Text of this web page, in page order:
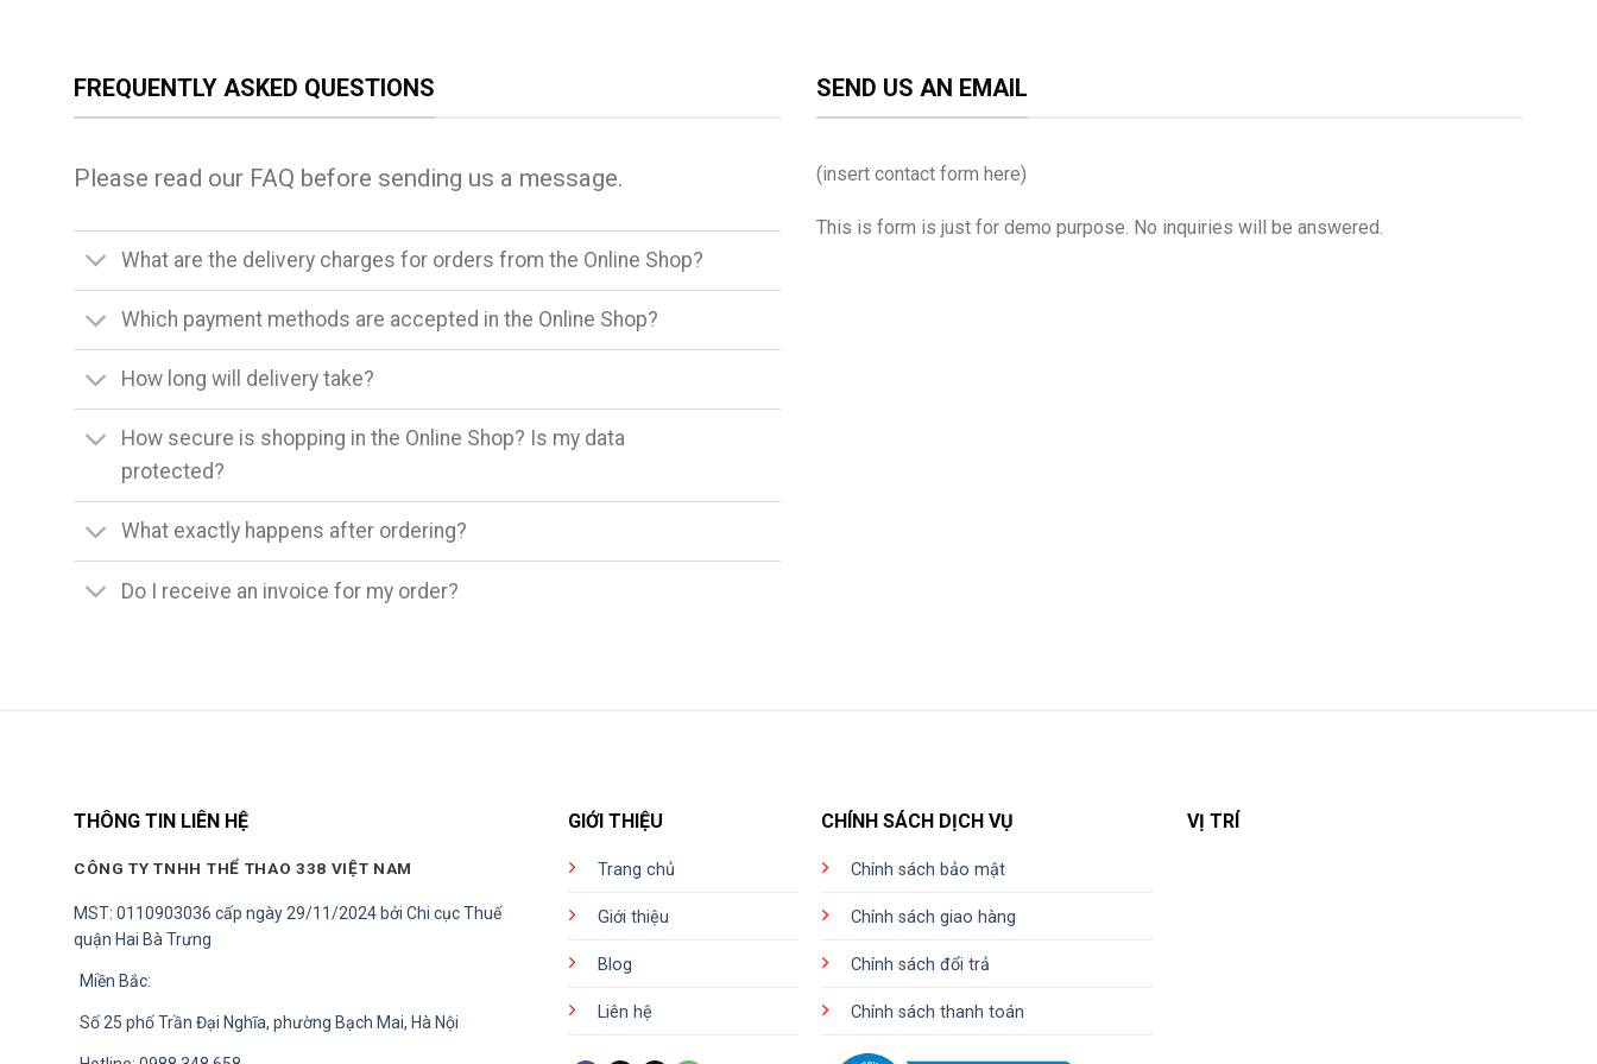
FREQUENTLY ASKED QUESTIONS
Please read our FAQ before sending us a message.
What are the delivery charges for orders from the Online Shop?
Which payment methods are accepted in the Online Shop?
How long will delivery take?
How secure is shopping in the Online Shop? Is my data
protected?
What exactly happens after ordering?
Do I receive an invoice for my order?
SEND US AN EMAIL
(insert contact form here)
This is form is just for demo purpose. No inquiries will be answered.
THÔNG TIN LIÊN HỆ
CÔNG TY TNHH THỂ THAO 338 VIỆT NAM
MST: 0110903036 cấp ngày 29/11/2024 bởi Chi cục Thuế
quận Hai Bà Trưng
Miền Bắc:
Số 25 phố Trần Đại Nghĩa, phường Bạch Mai, Hà Nội
GIỚI THIỆU
Trang chủ
Giới thiệu
Blog
Liên hệ
CHÍNH SÁCH DỊCH VỤ
Chính sách bảo mật
Chính sách giao hàng
Chính sách đổi trả
Chính sách thanh toán
VỊ TRÍ